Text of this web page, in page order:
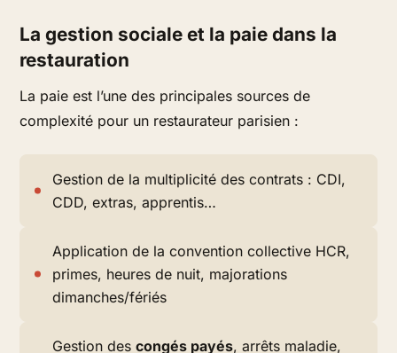
La gestion sociale et la paie dans la
restauration
La paie est l’une des principales sources de
complexité pour un restaurateur parisien :
Gestion de la multiplicité des contrats : CDI,
CDD, extras, apprentis…
Application de la convention collective HCR,
primes, heures de nuit, majorations
dimanches/fériés
Gestion descongés payés, arrêts maladie,